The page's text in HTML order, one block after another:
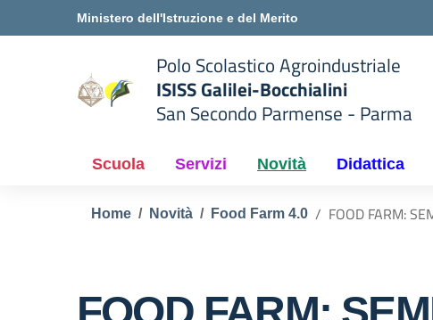
Ministero dell'Istruzione e del Merito
Polo Scolastico Agroindustriale
ISISS Galilei-Bocchialini
San Secondo Parmense - Parma
Scuola Servizi Novità Didattica
Home Novità Food Farm 4.0 FOOD FARM: